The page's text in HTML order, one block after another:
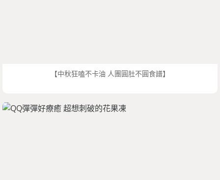
【中秋狂嗑不卡油 人團圓肚不圓食譜】